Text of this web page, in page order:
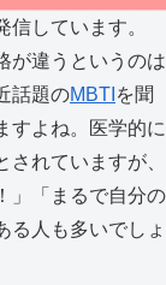
しています。
が違うというのは
話題のMBTI を聞
すよね。医学的に
れていますが、
」「まるで自分の
る人も多いでしょ